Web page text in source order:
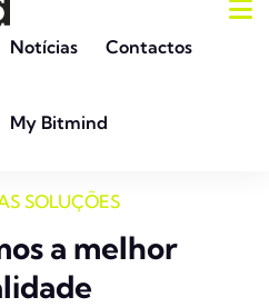
Notícias Contactos
My Bitmind
SOLUÇÕES
a melhor